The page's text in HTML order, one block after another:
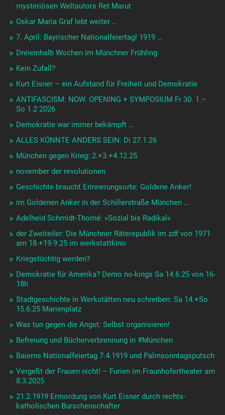
mysteriösen Weltautors Ret Marut
Oskar Maria Graf lebt weiter …
7. April: Bayrischer Nationalfeiertag! 1919 …
Dreieinhalb Wochen im Münchner Frühling
Kein Zufall?
Kurt Eisner – ein Aufstand für Freiheit und Demokratie
ANTIFASCISM: NOW. OPENING + SYMPOSIUM Fr 30. 1.–
So 1.2 2026
Demokratie war immer bekämpft …
ALLES KÖNNTE ANDERS SEIN: Di 27.1.26
München gegen Krieg: 2.+3.+4.12.25
november der revolutionen
Geschichte braucht Erinnerungsorte: Goldene Anker!
im Goldenen Anker in der Schillerstraße München …
Adelheid Schmidt-Thomé: »Sozial bis Radikal«
der Zweiteiler: Die Münchner Räterepublik im zdf von 1971
am 18.+19.9.25 im werkstattkino
Kriegstüchtig werden?
Demokratie für Amerika? Demo no-kings Sa 14.6.25 von 16-
18h
Stadtgeschichte in Werkstätten neu schreiben: Sa 14.+So
15.6.25 Marienplatz
Was tun gegen die Angst: Selbst organisieren!
Befreiung und Bücherverbrennung in #München
Baierns Nationalfeiertag 7.4.1919 und Palmsonntagsputsch
Vergeßt der Frauen nicht! – Furien im Fraunhofertheater am
8.3.2025
21.2.1919 Ermordung von Kurt Eisner durch rechts-
katholischen Burschenschafter